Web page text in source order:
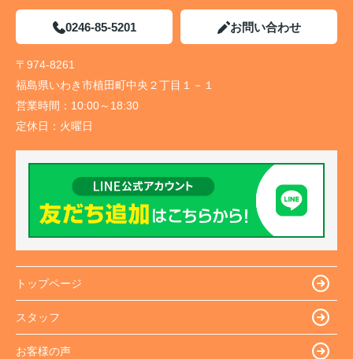
0246-85-5201 お問い合わせ
〒974-8261
福島県いわき市植田町中央２丁目１－１
営業時間： 10:00～18:30
定休日： 火曜日
トップページ
スタッフ
お客様の声